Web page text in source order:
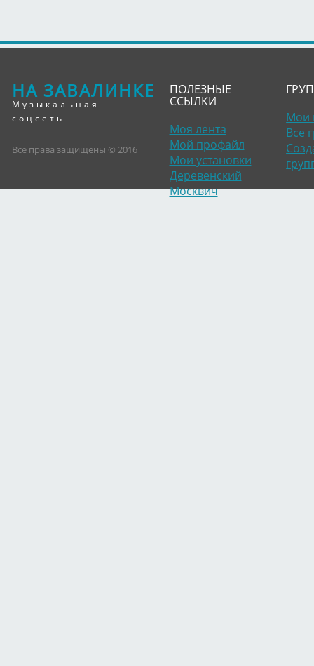
НА ЗАВАЛИНКЕ
Музыкальная
соцсеть
Все права защищены © 2016
ПОЛЕЗНЫЕ
ССЫЛКИ
Моя лента
Мой профайл
Мои установки
Деревенский
Москвич
Мои
Все